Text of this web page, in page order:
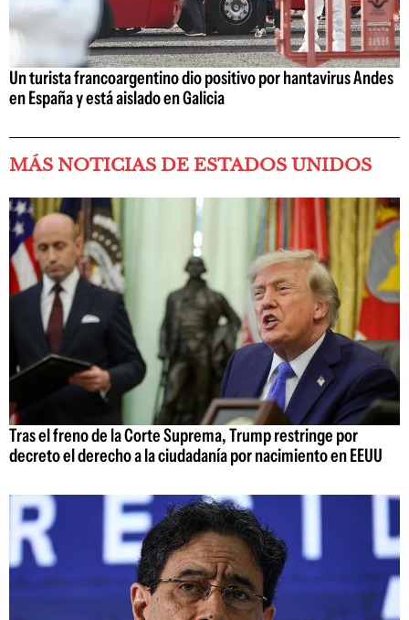
Un turista francoargentino dio positivo por hantavirus Andes
en España y está aislado en Galicia
MÁS NOTICIAS DE ESTADOS UNIDOS
Tras el freno de la Corte Suprema, Trump restringe por
decreto el derecho a la ciudadanía por nacimiento en EEUU